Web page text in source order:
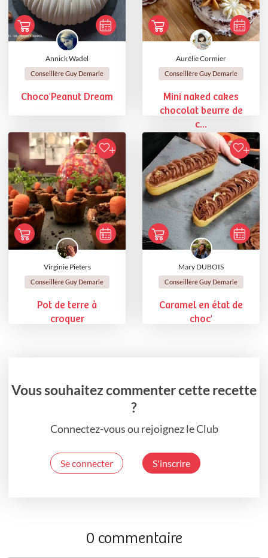
Annick Wadel
Conseillère Guy Demarle
Choco'Peanut Dream
Aurélie Cormier
Conseillère Guy Demarle
Mini naked cakes
chocolat beurre de
c...
Virginie Pieters
Conseillère Guy Demarle
Pot de terre à
croquer
Mary DUBOIS
Conseillère Guy Demarle
Caramel en état de
choc'
Vous souhaitez commenter cette recette
?
Connectez-vous ou rejoignez le Club
Se connecter S'inscrire
0 commentaire